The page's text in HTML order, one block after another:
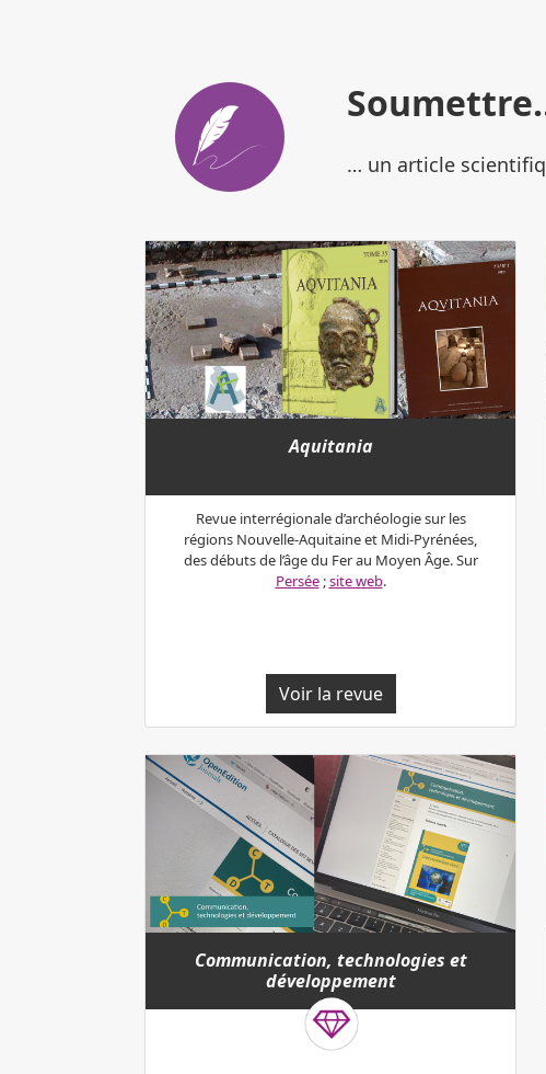
… un article
Aquitania
Revue interrégionale d’archéologie sur les
régions Nouvelle-Aquitaine et Midi-Pyrénées,
des débuts de l’âge du Fer au Moyen Âge. Sur
Persée;site web.
Voir la revue
Communication, technologies et
développement